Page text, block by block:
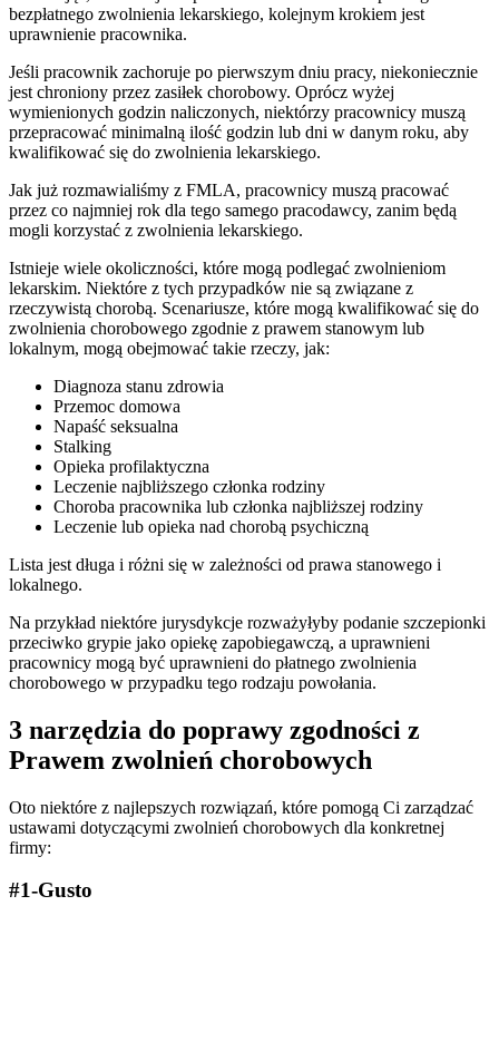
bezpłatnego zwolnienia lekarskiego, kolejnym krokiem jest
uprawnienie pracownika.
Jeśli pracownik zachoruje po pierwszym dniu pracy, niekoniecznie
jest chroniony przez zasiłek chorobowy. Oprócz wyżej
wymienionych godzin naliczonych, niektórzy pracownicy muszą
przepracować minimalną ilość godzin lub dni w danym roku, aby
kwalifikować się do zwolnienia lekarskiego.
Jak już rozmawialiśmy z FMLA, pracownicy muszą pracować
przez co najmniej rok dla tego samego pracodawcy, zanim będą
mogli korzystać z zwolnienia lekarskiego.
Istnieje wiele okoliczności, które mogą podlegać zwolnieniom
lekarskim. Niektóre z tych przypadków nie są związane z
rzeczywistą chorobą. Scenariusze, które mogą kwalifikować się do
zwolnienia chorobowego zgodnie z prawem stanowym lub
lokalnym, mogą obejmować takie rzeczy, jak:
Diagnoza stanu zdrowia
Przemoc domowa
Napaść seksualna
Stalking
Opieka profilaktyczna
Leczenie najbliższego członka rodziny
Choroba pracownika lub członka najbliższej rodziny
Leczenie lub opieka nad chorobą psychiczną
Lista jest długa i różni się w zależności od prawa stanowego i
lokalnego.
Na przykład niektóre jurysdykcje rozważyłyby podanie szczepionki
przeciwko grypie jako opiekę zapobiegawczą, a uprawnieni
pracownicy mogą być uprawnieni do płatnego zwolnienia
chorobowego w przypadku tego rodzaju powołania.
3 narzędzia do poprawy zgodności z
Prawem zwolnień chorobowych
Oto niektóre z najlepszych rozwiązań, które pomogą Ci zarządzać
ustawami dotyczącymi zwolnień chorobowych dla konkretnej
firmy:
#1-Gusto